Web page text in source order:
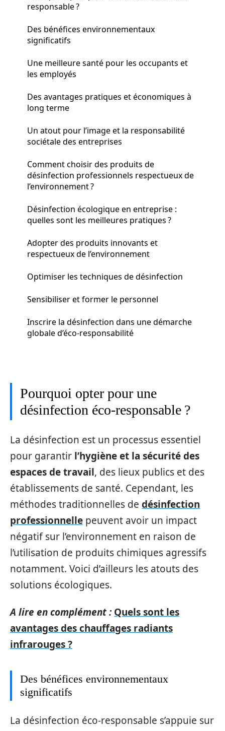
responsable ?
Des bénéfices environnementaux
significatifs
Une meilleure santé pour les occupants et
les employés
Des avantages pratiques et économiques à
long terme
Un atout pour l’image et la responsabilité
sociétale des entreprises
Comment choisir des produits de
désinfection professionnels respectueux de
l’environnement ?
Désinfection écologique en entreprise :
quelles sont les meilleures pratiques ?
Adopter des produits innovants et
respectueux de l’environnement
Optimiser les techniques de désinfection
Sensibiliser et former le personnel
Inscrire la désinfection dans une démarche
globale d’éco-responsabilité
Pourquoi opter pour une
désinfection éco-responsable ?
La désinfection est un processus essentiel
pour garantir l’hygiène et la sécurité des
espaces de travail, des lieux publics et des
établissements de santé. Cependant, les
méthodes traditionnelles de désinfection
professionnelle peuvent avoir un impact
négatif sur l’environnement en raison de
l’utilisation de produits chimiques agressifs
notamment. Voici d’ailleurs les atouts des
solutions écologiques.
A lire en complément : Quels sont les
avantages des chauffages radiants
infrarouges ?
Des bénéfices environnementaux
significatifs
La désinfection éco-responsable s’appuie sur